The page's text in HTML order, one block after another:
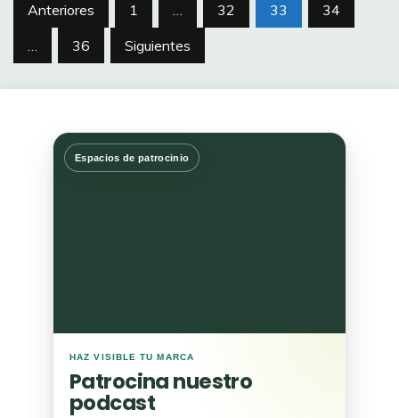
Anteriores 1 … 32 33
34
…
36 Siguientes
Espacios de patrocinio
HAZ VISIBLE TU MARCA
Patrocina nuestro
podcast